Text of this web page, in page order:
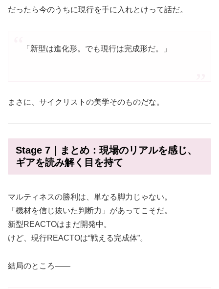
だったら今のうちに現行を手に入れとけって話だ。
「新型は進化形。でも現行は完成形だ。」
まさに、サイクリストの美学そのものだな。
Stage 7｜まとめ：現場のリアルを感じ、
ギアを読み解く目を持て
マルティネスの勝利は、単なる脚力じゃない。
「機材を信じ抜いた判断力」があってこそだ。
新型REACTOはまだ開発中。
けど、現行REACTOは“戦える完成体”。
結局のところ――